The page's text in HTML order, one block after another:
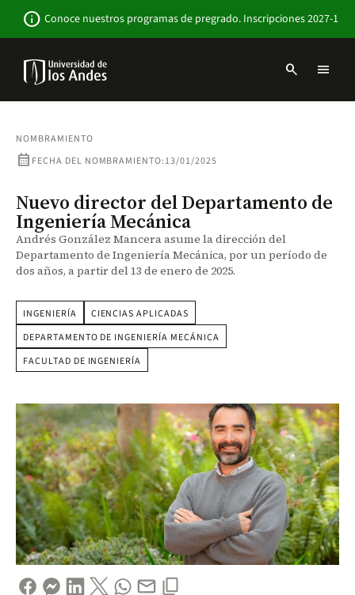
contenido
info Conoce nuestros programas de pregrado. Inscripciones 2027-1
Navbar
search menu
NOMBRAMIENTO
calendar_month FECHA DEL NOMBRAMIENTO:13/01/2025
Nuevo director del Departamento de
Ingeniería Mecánica
Andrés González Mancera asume la dirección del
Departamento de Ingeniería Mecánica, por un período de
dos años, a partir del 13 de enero de 2025.
INGENIERÍA
CIENCIAS APLICADAS
DEPARTAMENTO DE INGENIERÍA MECÁNICA
FACULTAD DE INGENIERÍA